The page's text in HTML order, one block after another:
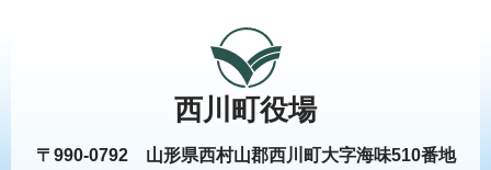
西川町役場
〒990-0792 山形県西村山郡西川町大字海味510番地